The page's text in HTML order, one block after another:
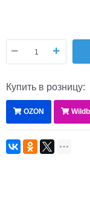
Купить в розницу:
OZON